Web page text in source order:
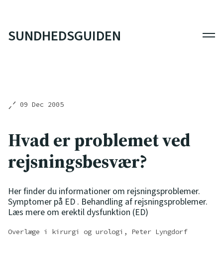
SUNDHEDSGUIDEN
09 Dec 2005
Hvad er problemet ved
rejsningsbesvær?
Her finder du informationer om rejsningsproblemer.
Symptomer på ED . Behandling af rejsningsproblemer.
Læs mere om erektil dysfunktion (ED)
Overlæge i kirurgi og urologi, Peter Lyngdorf